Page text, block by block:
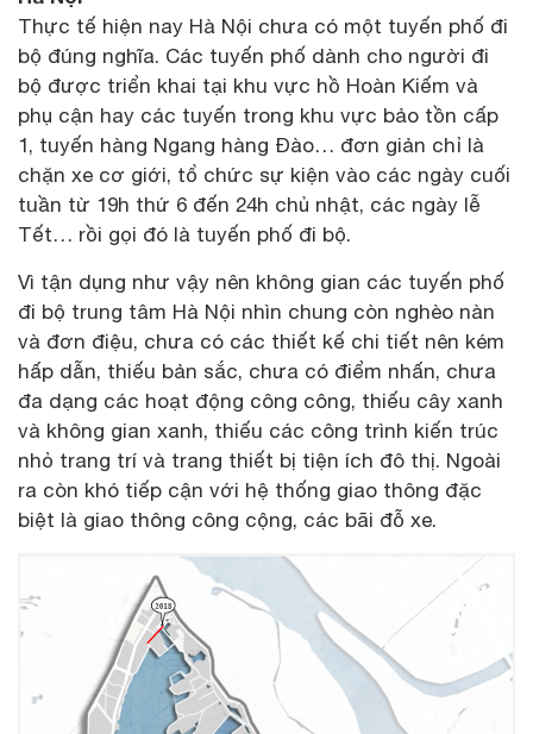
Thực tế hiện nay Hà Nội chưa có một tuyến phố đi
bộ đúng nghĩa. Các tuyến phố dành cho người đi
bộ được triển khai tại khu vực hồ Hoàn Kiếm và
phụ cận hay các tuyến trong khu vực bảo tồn cấp
1, tuyến hàng Ngang hàng Đào… đơn giản chỉ là
chặn xe cơ giới, tổ chức sự kiện vào các ngày cuối
tuần từ 19h thứ 6 đến 24h chủ nhật, các ngày lễ
Tết… rồi gọi đó là tuyến phố đi bộ.
Vì tận dụng như vậy nên không gian các tuyến phố
đi bộ trung tâm Hà Nội nhìn chung còn nghèo nàn
và đơn điệu, chưa có các thiết kế chi tiết nên kém
hấp dẫn, thiếu bản sắc, chưa có điểm nhấn, chưa
đa dạng các hoạt động công công, thiếu cây xanh
và không gian xanh, thiếu các công trình kiến trúc
nhỏ trang trí và trang thiết bị tiện ích đô thị. Ngoài
ra còn khó tiếp cận với hệ thống giao thông đặc
biệt là giao thông công cộng, các bãi đỗ xe.